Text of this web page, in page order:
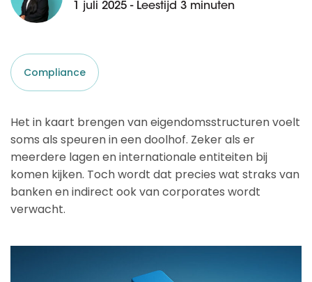
1 juli 2025 - Leestijd 3 minuten
Compliance
Het in kaart brengen van eigendomsstructuren voelt
soms als speuren in een doolhof. Zeker als er
meerdere lagen en internationale entiteiten bij
komen kijken. Toch wordt dat precies wat straks van
banken en indirect ook van corporates wordt
verwacht.